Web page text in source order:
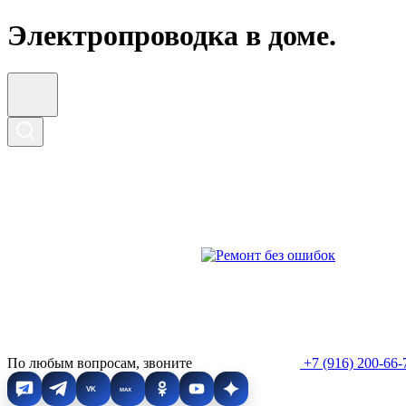
Электропроводка в доме.
По любым вопросам, звоните +7 (916) 200-66-
VK MAX